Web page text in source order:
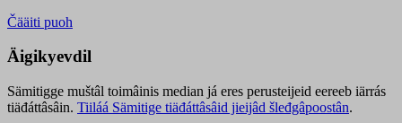
Čääiti puoh
Äigikyevdil
Sämitigge muštâl toimâinis median já eres perusteijeid eereeb iärrás
tiäđáttâsâin. Tiiláá Sämitige tiäđáttâsâid jieijâd šleđgâpoostân.